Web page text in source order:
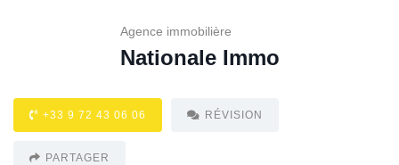
Agence immobilière
Nationale Immo
+33 9 72 43 06 06 RÉVISION
PARTAGER